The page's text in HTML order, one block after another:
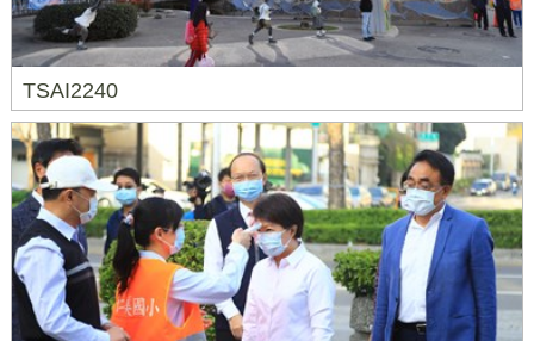
TSAI2240